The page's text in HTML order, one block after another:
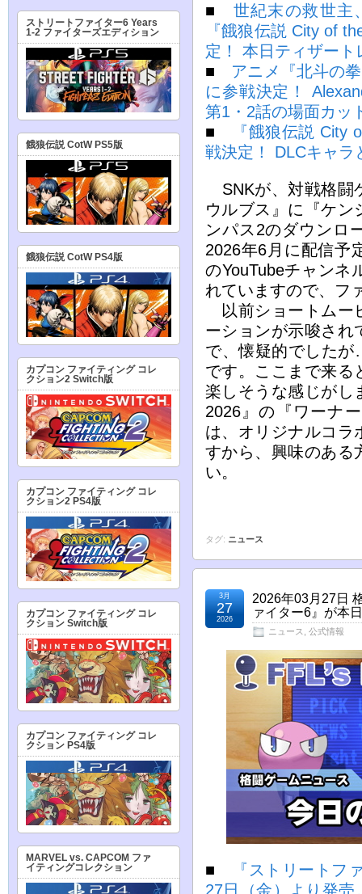
■ 世紀末の救世主
『餓狼伝説 City of
定！ 本日ティザート
■ アニメ『北斗の
に参戦決定！
第1・2話の場面カッ
■
『餓狼伝説 City
戦決定！ DLCキャラ
SNKが、対戦格闘
ウルブス』に『ケン
ンパス2のダウンロ
2026年6月に配信予
のYouTubeチャンネ
れていますので、フ
以前ショートムー
ーションが示唆され
で、懐疑的でした
です。ここまで来る
楽しそうな感じがし
2026』の『ワーナ
は、オリジナルコラ
すから、興味のある
い。
タグ: ニュース
2026年03月27日
ァイター6』が本
ニュース 公式情報
3月
27
2026
■
『ストリートフ
27日（金）より発
ストリートファイター6 Years
1-2 ファイターズエディション
餓狼伝説 CotW PS5版
餓狼伝説 CotW PS4版
カプコン ファイティング コレ
クション2 Switch版
カプコン ファイティング コレ
クション2 PS4版
カプコン ファイティング コレ
クション Switch版
カプコン ファイティング コレ
クション PS4版
MARVEL vs. CAPCOM ファ
イティングコレクション